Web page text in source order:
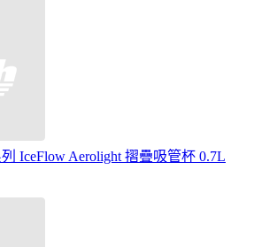
IceFlow Aerolight 摺疊吸管杯 0.7L